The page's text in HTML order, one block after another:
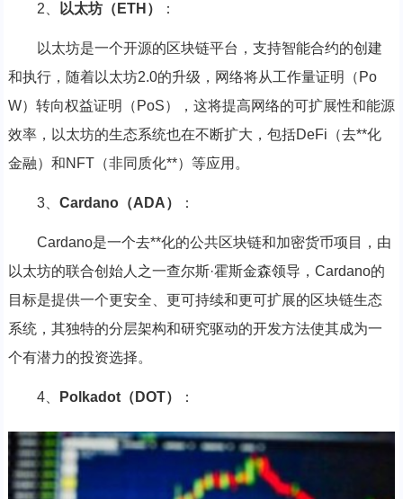
2、 以太坊（ETH） ：
以太坊是一个开源的区块链平台，支持智能合约的创建
和执行，随着以太坊2.0的升级，网络将从工作量证明（Po
W）转向权益证明（PoS），这将提高网络的可扩展性和能源
效率，以太坊的生态系统也在不断扩大，包括DeFi（去**化
金融）和NFT（非同质化**）等应用。
3、 Cardano（ADA） ：
Cardano是一个去**化的公共区块链和加密货币项目，由
以太坊的联合创始人之一查尔斯·霍斯金森领导，Cardano的
目标是提供一个更安全、更可持续和更可扩展的区块链生态
系统，其独特的分层架构和研究驱动的开发方法使其成为一
个有潜力的投资选择。
4、 Polkadot（DOT） ：